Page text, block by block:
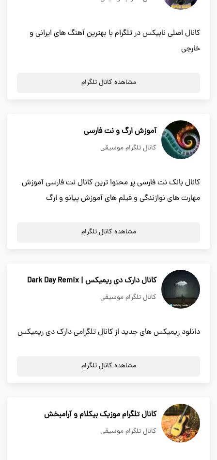
کانال اصلی نابیکس در تلگرام با بهترین آهنگ های ایرانی و
خارجی
مشاهده کانال تلگرام
آموزش ارگ و نت فارسی
کانال تلگرام موسیقی
کانال بانک نت فارسی پر محتوا ترین کانال نت فارسی آموزش
مهارت های نوازندگی و فیلم های آموزش پیانو و ارگ
مشاهده کانال تلگرام
کانال دارک دی ریمیکس | Dark Day Remix
کانال تلگرام موسیقی
دانلود ریمیکس های جدید از کانال تلگرامی دارک دی ریمیکس
مشاهده کانال تلگرام
کانال تلگرام موزیک بیکلام و آرامبخش
کانال تلگرام موسیقی